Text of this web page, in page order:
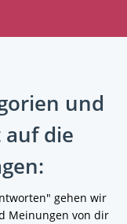
und
die
gehen wir
Meinungen von dir